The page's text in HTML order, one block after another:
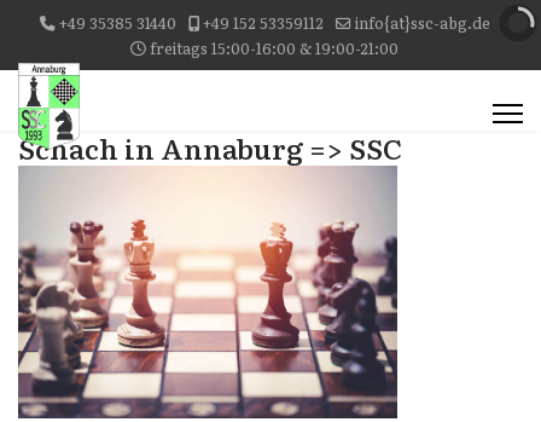
+49 35385 31440 +49 152 53359112
info{at}ssc-abg.de
freitags 15:00-16:00 & 19:00-21:00
Schach in Annaburg => SSC